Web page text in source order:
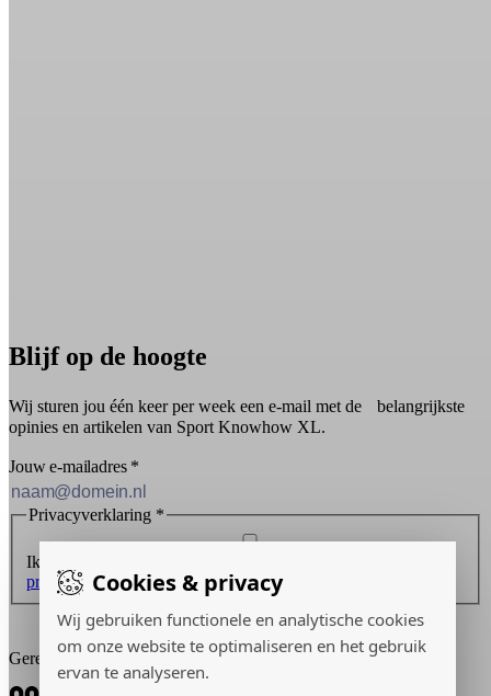
Cookies & privacy
Wij gebruiken functionele en analytische cookies
om onze website te optimaliseren en het gebruik
ervan te analyseren.
Blijf op de hoogte
Wij sturen jou één keer per week een e-mail met de belangrijkste
opinies en artikelen van Sport Knowhow XL.
Jouw e-mailadres *
Privacyverklaring *
Ik ontvang graag de nieuwsbrief en ga akkoord met de
privacyverklaring.
Inschrijven
Gerealiseerd door: